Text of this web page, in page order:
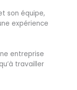
son équipe,
expérience
entreprise
travailler